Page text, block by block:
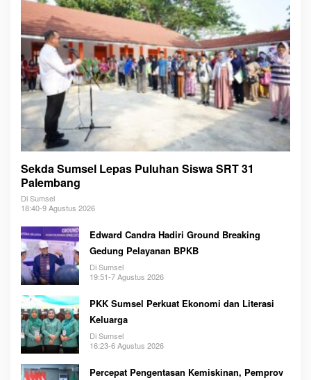
Sekda Sumsel Lepas Puluhan Siswa SRT 31
Palembang
Di Sumsel
18:40-9 Agustus 2026
Edward Candra Hadiri Ground Breaking
Gedung Pelayanan BPKB
Di Sumsel
19:51-7 Agustus 2026
PKK Sumsel Perkuat Ekonomi dan Literasi
Keluarga
Di Sumsel
16:23-6 Agustus 2026
Percepat Pengentasan Kemiskinan, Pemprov